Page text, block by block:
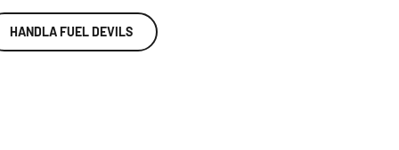
HANDLA FUEL DEVILS